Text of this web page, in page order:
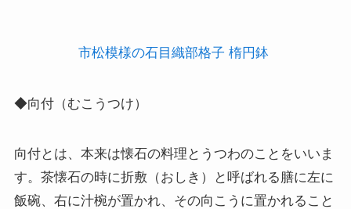
市松模様の石目織部格子 楕円鉢
◆向付（むこうつけ）
向付とは、本来は懐石の料理とうつわのことをいいま
す。茶懐石の時に折敷（おしき）と呼ばれる膳に左に
飯碗、右に汁椀が置かれ、その向こうに置かれること